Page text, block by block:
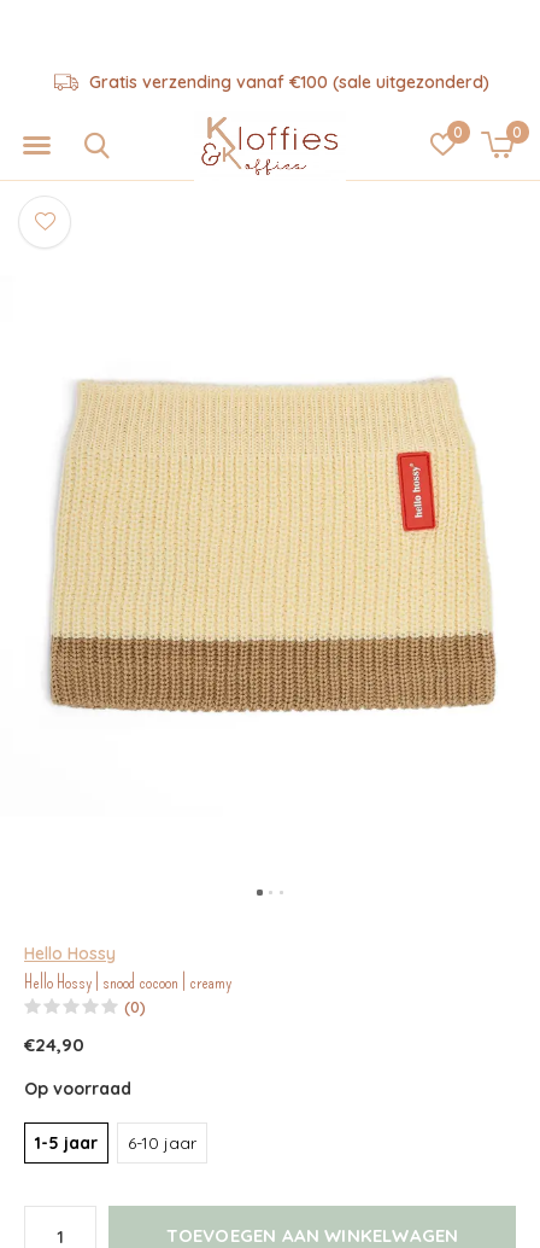
0 0
Gratis verzending vanaf €100 (sale uitgezonderd)
Hello Hossy
Hello Hossy | snood cocoon | creamy
(0)
€24,90
Op voorraad
1-5 jaar 6-10 jaar
TOEVOEGEN AAN WINKELWAGEN